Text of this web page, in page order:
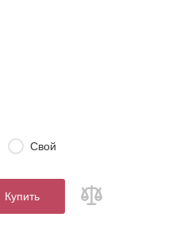
Свой
Купить